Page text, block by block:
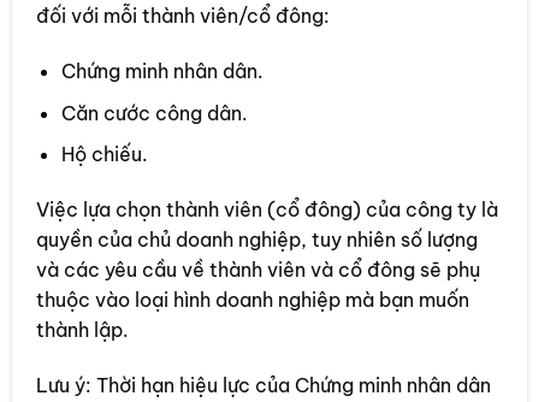
đối với mỗi thành viên/cổ đông:
Chứng minh nhân dân.
Căn cước công dân.
Hộ chiếu.
Việc lựa chọn thành viên (cổ đông) của công ty là
quyền của chủ doanh nghiệp, tuy nhiên số lượng
và các yêu cầu về thành viên và cổ đông sẽ phụ
thuộc vào loại hình doanh nghiệp mà bạn muốn
thành lập.
Lưu ý: Thời hạn hiệu lực của Chứng minh nhân dân